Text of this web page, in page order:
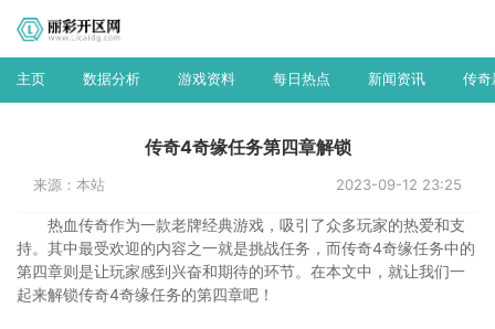
主页 数据分析 游戏资料 每日热点 新闻资讯 传奇
传奇4奇缘任务第四章解锁
来源：本站 2023-09-12 23:25
热血传奇作为一款老牌经典游戏，吸引了众多玩家的热爱和支
持。其中最受欢迎的内容之一就是挑战任务，而传奇4奇缘任务中的
第四章则是让玩家感到兴奋和期待的环节。在本文中，就让我们一
起来解锁传奇4奇缘任务的第四章吧！